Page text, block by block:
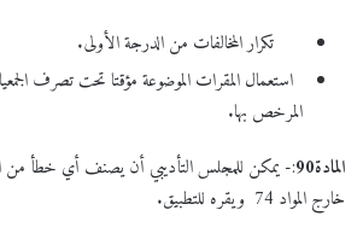
تكرار المخالفات من الدرجة الأولى.
استعمال المقرات الموضوعة مؤقتا تحت تصرف
المرخص بها.
المادة90:- يمكن للمجلس التأديبي أن يصنف أي خطأ من
خارج المواد 74 ويقره للتطبيق.